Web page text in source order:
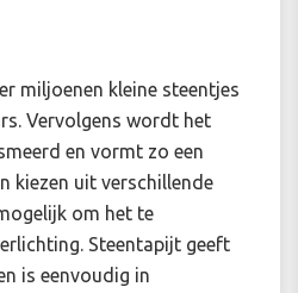
miljoenen kleine steentjes
Vervolgens wordt het
en vormt zo een
kiezen uit verschillende
om het te
Steentapijt geeft
is eenvoudig in